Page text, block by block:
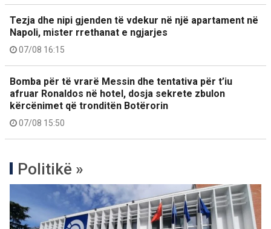
Tezja dhe nipi gjenden të vdekur në një apartament në
Napoli, mister rrethanat e ngjarjes
07/08 16:15
Bomba për të vrarë Messin dhe tentativa për t’iu
afruar Ronaldos në hotel, dosja sekrete zbulon
kërcënimet që tronditën Botërorin
07/08 15:50
Politikë »